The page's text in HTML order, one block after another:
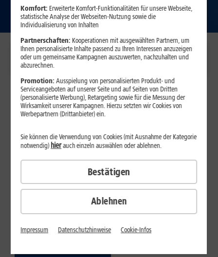
Zum Angebot
HomeServer Glasfaser
5,99 €/Monat
HomeServer Glasfaser+
Für ein zukunftssicheres
Heimnetzwerk
TOP WLAN-
REICHWEITE
1&1
HomeServer
5,
99
€/Monat
HIGHSPEED-
ROUTER MIT WI-FI
7
HomeServer
7,
Komfort: Erweiterte Komfort-Funktionalitäten für unsere Webseite,
statistische Analyse der Webseiten-Nutzung sowie die
Individualisierung von Inhalten
Partnerschaften: Kooperationen mit ausgewählten Partnern, um
Ihnen personalisierte Inhalte passend zu Ihren Interessen anzuzeigen
oder um gemeinsame Kampagnen auszuwerten, nachzuhalten und
abzurechnen.
Promotion:Ausspielung von personalisierten Produkt- und
Serviceangeboten auf unserer Seite und auf Seiten von Dritten
(personalisierte Werbung), Retargeting sowie für die Messung der
Wirksamkeit unserer Kampagnen. Hierzu setzten wir Cookies von
Werbepartnern (Drittanbieter) ein.
Ablehnen
Sie können die Verwendung von Cookies (mit Ausnahme der Kategorie
notwendig)hierauch einzeln auswählen oder ablehnen.
Bestätigen
Impressum Datenschutzhinweise Cookie-Infos